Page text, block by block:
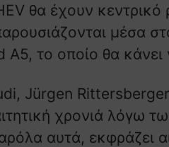
θα έχουν
μέσα
το οποίο θα κάνει
Jürgen
χρονιά λόγω
αυτά, εκφράζει